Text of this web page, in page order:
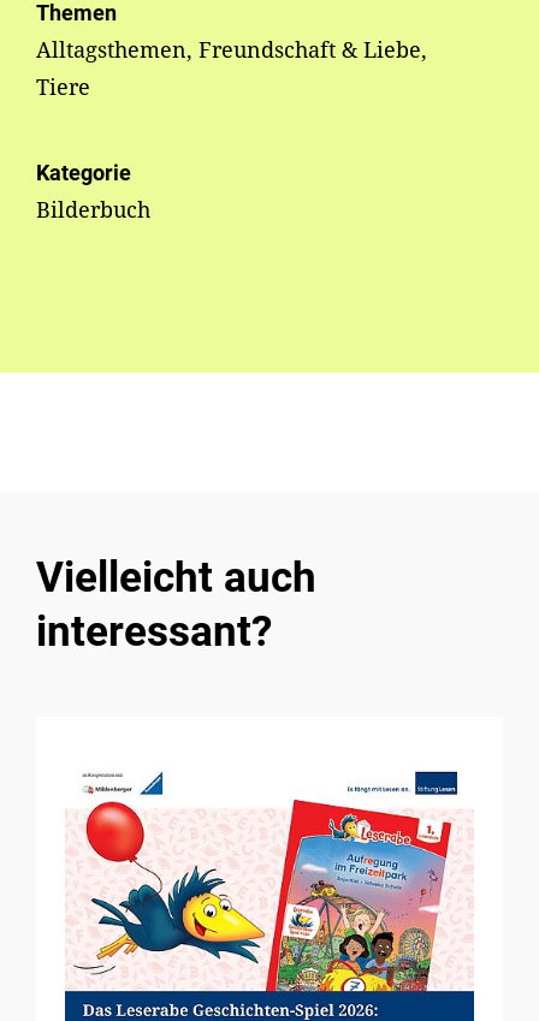
Themen
Alltagsthemen, Freundschaft & Liebe,
Tiere
Kategorie
Bilderbuch
Vielleicht auch
interessant?